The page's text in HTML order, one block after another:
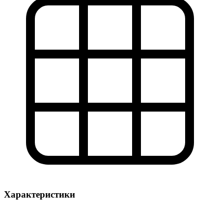
Характеристики